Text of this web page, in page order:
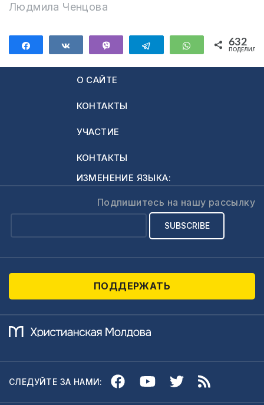
Людмила Ченцова
ПоделитьсяПоделиться Telegram WhatsApp
632
О САЙТЕ
КОНТАКТЫ
УЧАСТИЕ
КОНТАКТЫ
ИЗМЕНЕНИЕ ЯЗЫКА:
Подпишитесь на нашу рассылку
ПОДДЕРЖАТЬ
СЛЕДУЙТЕ ЗА НАМИ: